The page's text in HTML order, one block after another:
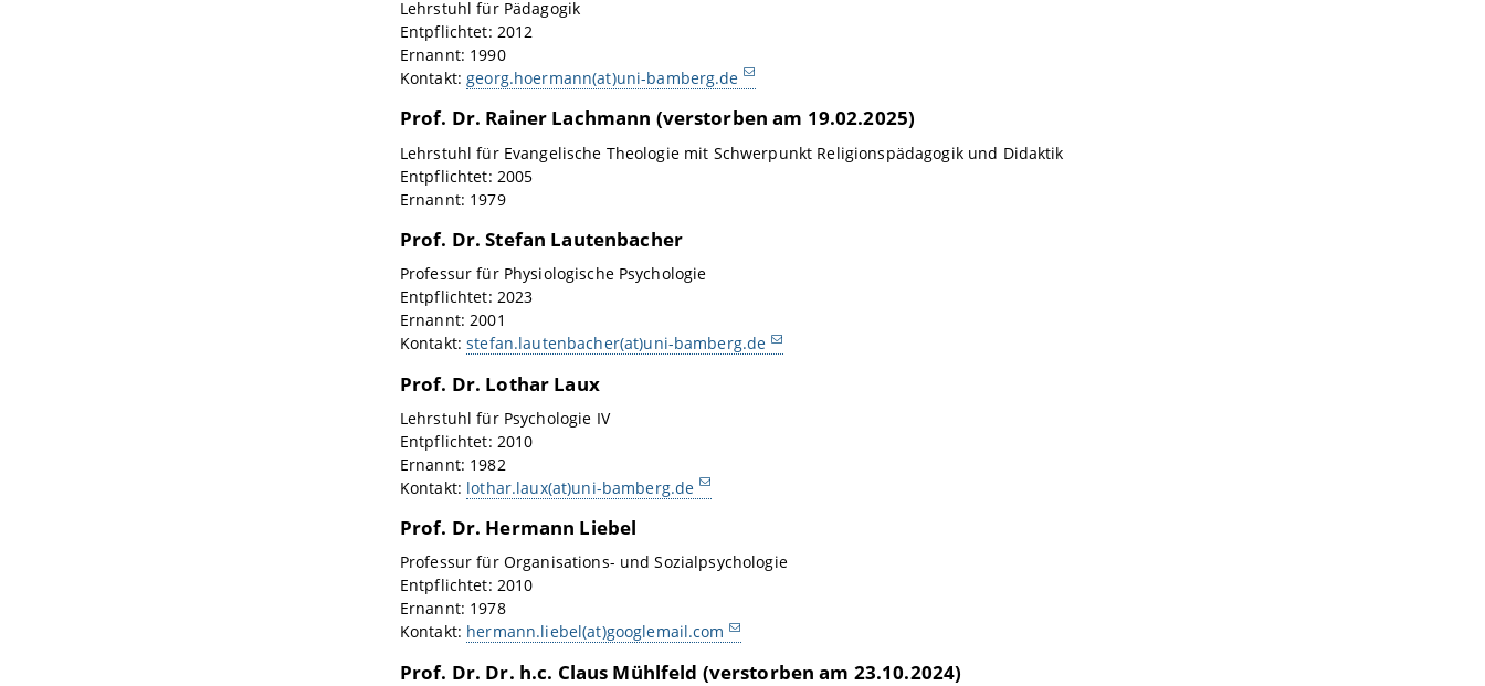
Lehrstuhl für Pädagogik
Entpflichtet: 2012
Ernannt: 1990
Kontakt:georg.hoermann(at)uni-bamberg.de
Prof. Dr. Rainer Lachmann (verstorben am 19.02.2025)
Lehrstuhl für Evangelische Theologie mit Schwerpunkt Religionspädagogik und Didaktik
Entpflichtet: 2005
Ernannt: 1979
Prof. Dr. Stefan Lautenbacher
Professur für Physiologische Psychologie
Entpflichtet: 2023
Ernannt: 2001
Kontakt:stefan.lautenbacher(at)uni-bamberg.de
Prof. Dr. Lothar Laux
Lehrstuhl für Psychologie IV
Entpflichtet: 2010
Ernannt: 1982
Kontakt: lothar.laux(at)uni-bamberg.de
Prof. Dr. Hermann Liebel
Professur für Organisations- und Sozialpsychologie
Entpflichtet: 2010
Ernannt: 1978
Kontakt: hermann.liebel(at)googlemail.com
Prof. Dr. Dr. h.c. Claus Mühlfeld (verstorben am 23.10.2024)